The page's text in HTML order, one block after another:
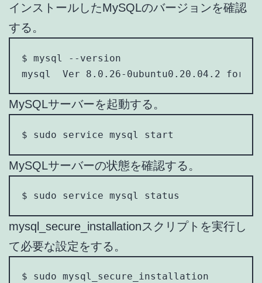
インストールしたMySQLのバージョンを確認
する。
$ mysql --version
mysql  Ver 8.0.26-0ubuntu0.20.04.2 for
MySQLサーバーを起動する。
$ sudo service mysql start
MySQLサーバーの状態を確認する。
$ sudo service mysql status
mysql_secure_installationスクリプトを実行し
て必要な設定をする。
$ sudo mysql_secure_installation